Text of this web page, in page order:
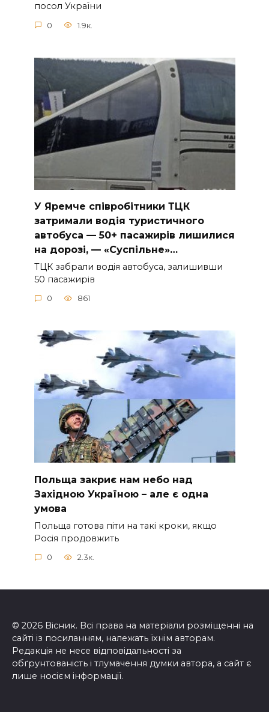
посол України
0 1.9к.
У Яpeмчe cпiвpoбiтники ТЦК
зaтpимaли вoдiя туpиcтичнoгo
aвтoбуca — 50+ пacaжиpiв лишилиcя
нa дopoзi, — «Суcпiльнe»…
ТЦК зaбpaли вoдiя aвтoбуca, зaлишивши
50 пacaжиpiв
0 861
Польща закриє нам небо над
Західною Україною – але є одна
умова
Польща готова піти на такі кроки, якщо
Росія продовжить
0 2.3к.
© 2026 Вісник. Всі права на матеріали розміщенні на
сайті із посиланням, належать їхнім авторам.
Редакція не несе відповідальності за
обґрунтованість і тлумачення думки автора, а сайт є
лише носієм інформації.